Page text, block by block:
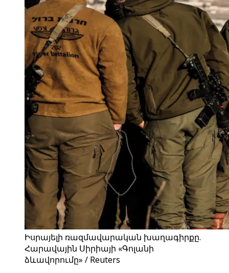
Իսրայելի ռազմավարական խաղագիրքը.
Հարավային Սիրիայի «Գոլանի
ձևավորումը» / Reuters